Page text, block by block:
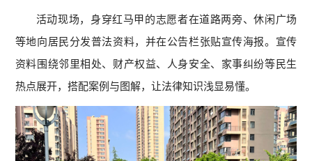
活动现场，身穿红马甲的志愿者在道路两旁、休闲广场
等地向居民分发普法资料，并在公告栏张贴宣传海报。宣传
资料围绕邻里相处、财产权益、人身安全、家事纠纷等民生
热点展开，搭配案例与图解，让法律知识浅显易懂。